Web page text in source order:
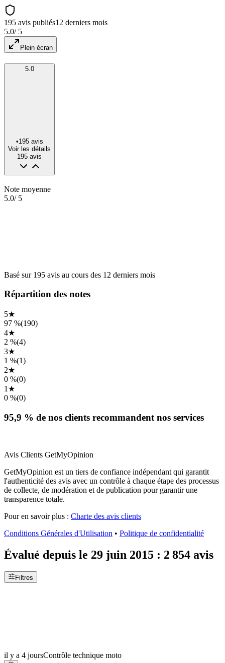
195 avis publiés12 derniers mois
5.0/ 5
Plein écran
5.0
•195 avis
Voir les détails
195 avis
Note moyenne
5.0/ 5
Basé sur 195 avis au cours des 12 derniers mois
Répartition des notes
5★
97 %(190)
4★
2 %(4)
3★
1 %(1)
2★
0 %(0)
1 ★
0 %(0)
95,9 % de nos clients recommandent nos services
Avis Clients GetMyOpinion
GetMyOpinion est un tiers de confiance indépendant qui garantit
l'authenticité des avis avec un contrôle à chaque étape des processus
de collecte, de modération et de publication pour garantir une
transparence totale.
Pour en savoir plus : Charte des avis clients
Conditions Générales d'Utilisation • Politique de confidentialité
Évalué depuis le 29 juin 2015 : 2 854 avis
Filtres
il y a 4 joursContrôle technique moto